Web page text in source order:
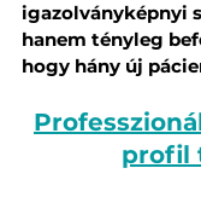
igazolványképnyi
hanem tényleg
hogy hány új
profil